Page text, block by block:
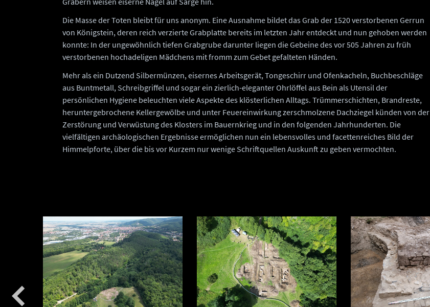
Die Masse der Toten bleibt für uns anonym. Eine Ausnahme bildet das Grab der 1520 verstorbenen Gerrun
von Königstein, deren reich verzierte Grabplatte bereits im letzten Jahr entdeckt und nun gehoben werden
konnte: In der ungewöhnlich tiefen Grabgrube darunter liegen die Gebeine des vor 505 Jahren zu früh
verstorbenen hochadeligen Mädchens mit fromm zum Gebet gefalteten Händen.
Mehr als ein Dutzend Silbermünzen, eisernes Arbeitsgerät, Tongeschirr und Ofenkacheln, Buchbeschläge
aus Buntmetall, Schreibgriffel und sogar ein zierlich-eleganter Ohrlöffel aus Bein als Utensil der
persönlichen Hygiene beleuchten viele Aspekte des klösterlichen Alltags. Trümmerschichten, Brandreste,
heruntergebrochene Kellergewölbe und unter Feuereinwirkung zerschmolzene Dachziegel künden von der
Zerstörung und Verwüstung des Klosters im Bauernkrieg und in den folgenden Jahrhunderten. Die
vielfältigen archäologischen Ergebnisse ermöglichen nun ein lebensvolles und facettenreiches Bild der
Himmelpforte, über die bis vor Kurzem nur wenige Schriftquellen Auskunft zu geben vermochten.